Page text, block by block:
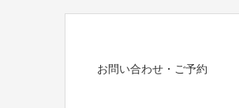
お問い合わせ・ご予約